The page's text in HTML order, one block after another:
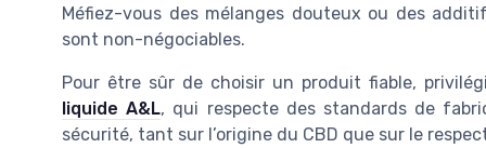
Méfiez-vous des mélanges douteux ou des
sont non-négociables.
Pour être sûr de choisir un produit fiable,
liquide A&L, qui respecte des standards de
sécurité, tant sur l’origine du CBD que sur le